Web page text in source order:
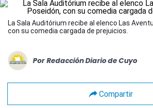
La Sala Auditórium recibe al elenco Las
con su comedia cargada de prejuicios.
Por Redacción Diario de Cuyo
Compartir